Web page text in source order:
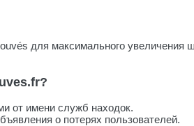
для максимального увеличения
от имени служб находок.
о потерях пользователей.